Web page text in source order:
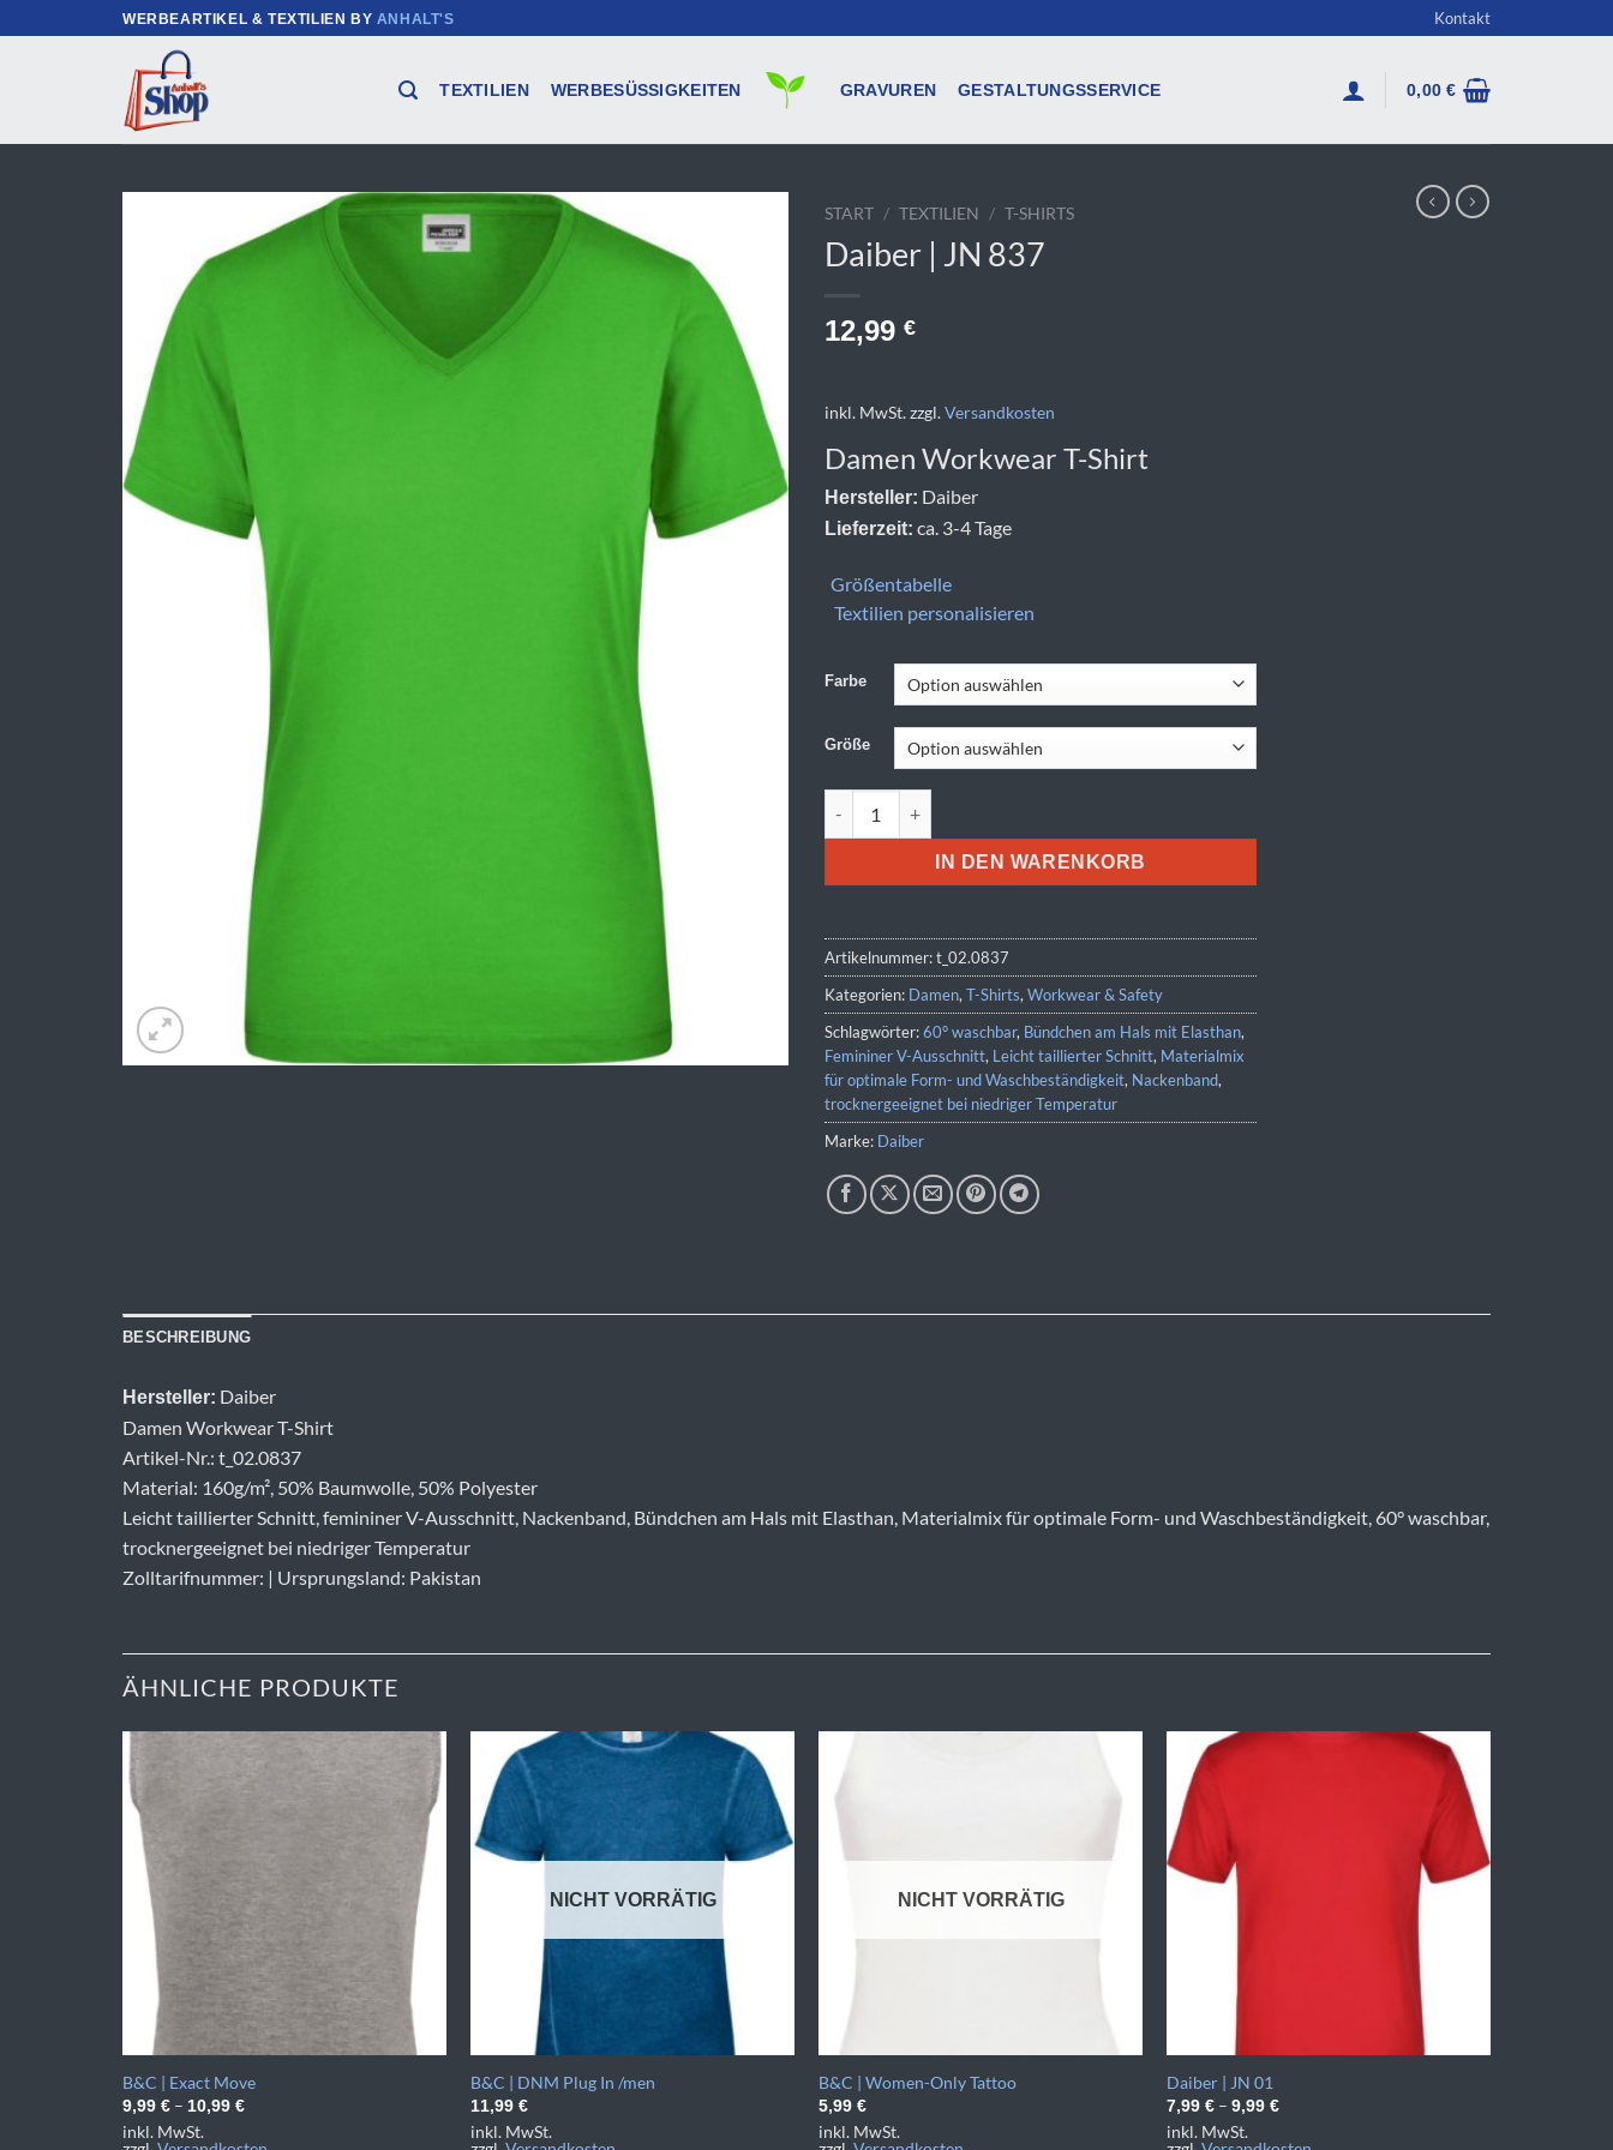
Inhalt
WERBEARTIKEL & TEXTILIEN BY ANHALT'S Kontakt
TEXTILIEN WERBESÜSSIGKEITEN GRAVUREN GESTALTUNGSSERVICE 0,00€
START / TEXTILIEN / T-SHIRTS
Daiber | JN 837
12,99 €
inkl. MwSt.zzgl.Versandkosten
Damen Workwear T-Shirt
Hersteller: Daiber
Lieferzeit: ca. 3-4 Tage
Größentabelle
Textilien personalisieren
Farbe
Größe
IN DEN WARENKORB
Artikelnummer:t_02.0837
Kategorien: Damen,T-Shirts,Workwear & Safety
Schlagwörter:60° waschbar, Bündchen am Hals mit Elasthan,
Femininer V-Ausschnitt, Leicht taillierter Schnitt, Materialmix
für optimale Form- und Waschbeständigkeit, Nackenband,
trocknergeeignet bei niedriger Temperatur
Marke: Daiber
BESCHREIBUNG
Hersteller: Daiber
Damen Workwear T-Shirt
Artikel-Nr.: t_02.0837
Material: 160g/m², 50% Baumwolle, 50% Polyester
Leicht taillierter Schnitt, femininer V-Ausschnitt, Nackenband, Bündchen am Hals mit Elasthan, Materialmix für optimale Form- und Waschbeständigkeit, 60° waschbar,
trocknergeeignet bei niedriger Temperatur
Zolltarifnummer: | Ursprungsland: Pakistan
ÄHNLICHE PRODUKTE
B&C | Exact Move
9,99 €– 10,99 €
inkl. MwSt.
NICHT VORRÄTIG
B&C | DNM Plug In /men
11,99 €
inkl. MwSt.
NICHT VORRÄTIG
B&C | Women-Only Tattoo
5,99 €
inkl. MwSt.
Daiber | JN 01
7,99 €– 9,99 €
inkl. MwSt.